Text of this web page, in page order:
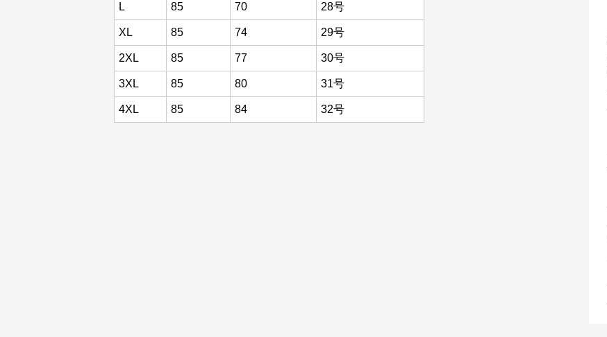
L 85 70 28号
XL 85 74 29号
2XL 85 77 30号
3XL 85 80 31号
4XL 85 84 32号